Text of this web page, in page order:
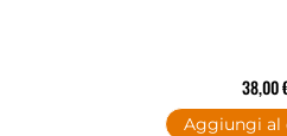
38,00
Aggiungi al